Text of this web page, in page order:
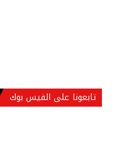
تابعونا على الفيس بوك